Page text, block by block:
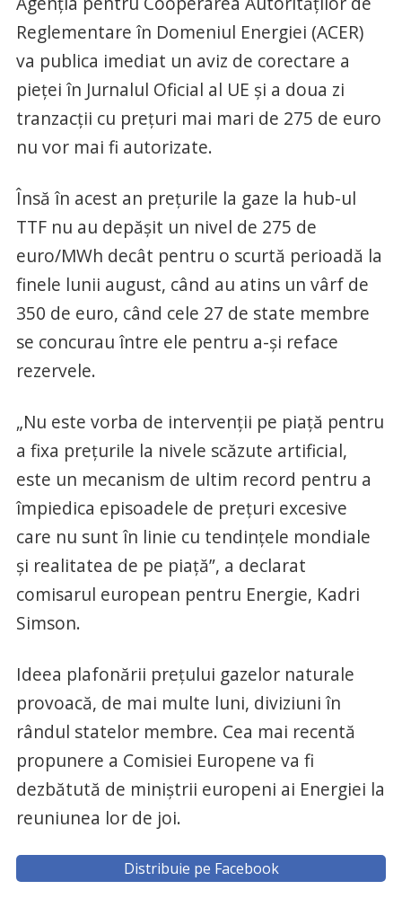
Reglementare în Domeniul Energiei (ACER)
va publica imediat un aviz de corectare a
pieţei în Jurnalul Oficial al UE şi a doua zi
tranzacţii cu preţuri mai mari de 275 de euro
nu vor mai fi autorizate.
Însă în acest an preţurile la gaze la hub-ul
TTF nu au depăşit un nivel de 275 de
euro/MWh decât pentru o scurtă perioadă la
finele lunii august, când au atins un vârf de
350 de euro, când cele 27 de state membre
se concurau între ele pentru a-şi reface
rezervele.
„Nu este vorba de intervenţii pe piaţă pentru
a fixa preţurile la nivele scăzute artificial,
este un mecanism de ultim record pentru a
împiedica episoadele de preţuri excesive
care nu sunt în linie cu tendinţele mondiale
şi realitatea de pe piaţă”, a declarat
comisarul european pentru Energie, Kadri
Simson.
Ideea plafonării preţului gazelor naturale
provoacă, de mai multe luni, diviziuni în
rândul statelor membre. Cea mai recentă
propunere a Comisiei Europene va fi
dezbătută de miniştrii europeni ai Energiei la
reuniunea lor de joi.
Distribuie pe Facebook